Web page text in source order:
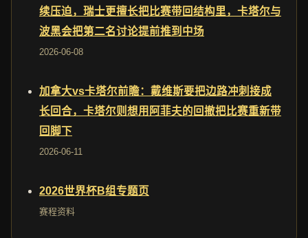
续压迫，瑞士更擅长把比赛带回结构里，卡塔尔与
波黑会把第二名讨论提前推到中场
2026-06-08
加拿大vs卡塔尔前瞻：戴维斯要把边路冲刺接成
长回合，卡塔尔则想用阿菲夫的回撤把比赛重新带
回脚下
2026-06-11
2026世界杯B组专题页
赛程资料